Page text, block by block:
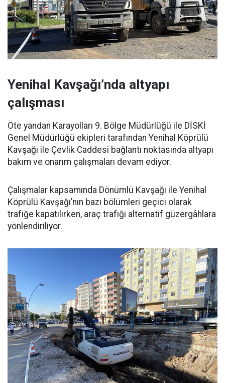
Yenihal Kavşağı’nda altyapı
çalışması
Öte yandan Karayolları 9. Bölge Müdürlüğü ile DİSKİ
Genel Müdürlüğü ekipleri tarafından Yenihal Köprülü
Kavşağı ile Çevlik Caddesi bağlantı noktasında altyapı
bakım ve onarım çalışmaları devam ediyor.
Çalışmalar kapsamında Dönümlü Kavşağı ile Yenihal
Köprülü Kavşağı’nın bazı bölümleri geçici olarak
trafiğe kapatılırken, araç trafiği alternatif güzergâhlara
yönlendiriliyor.